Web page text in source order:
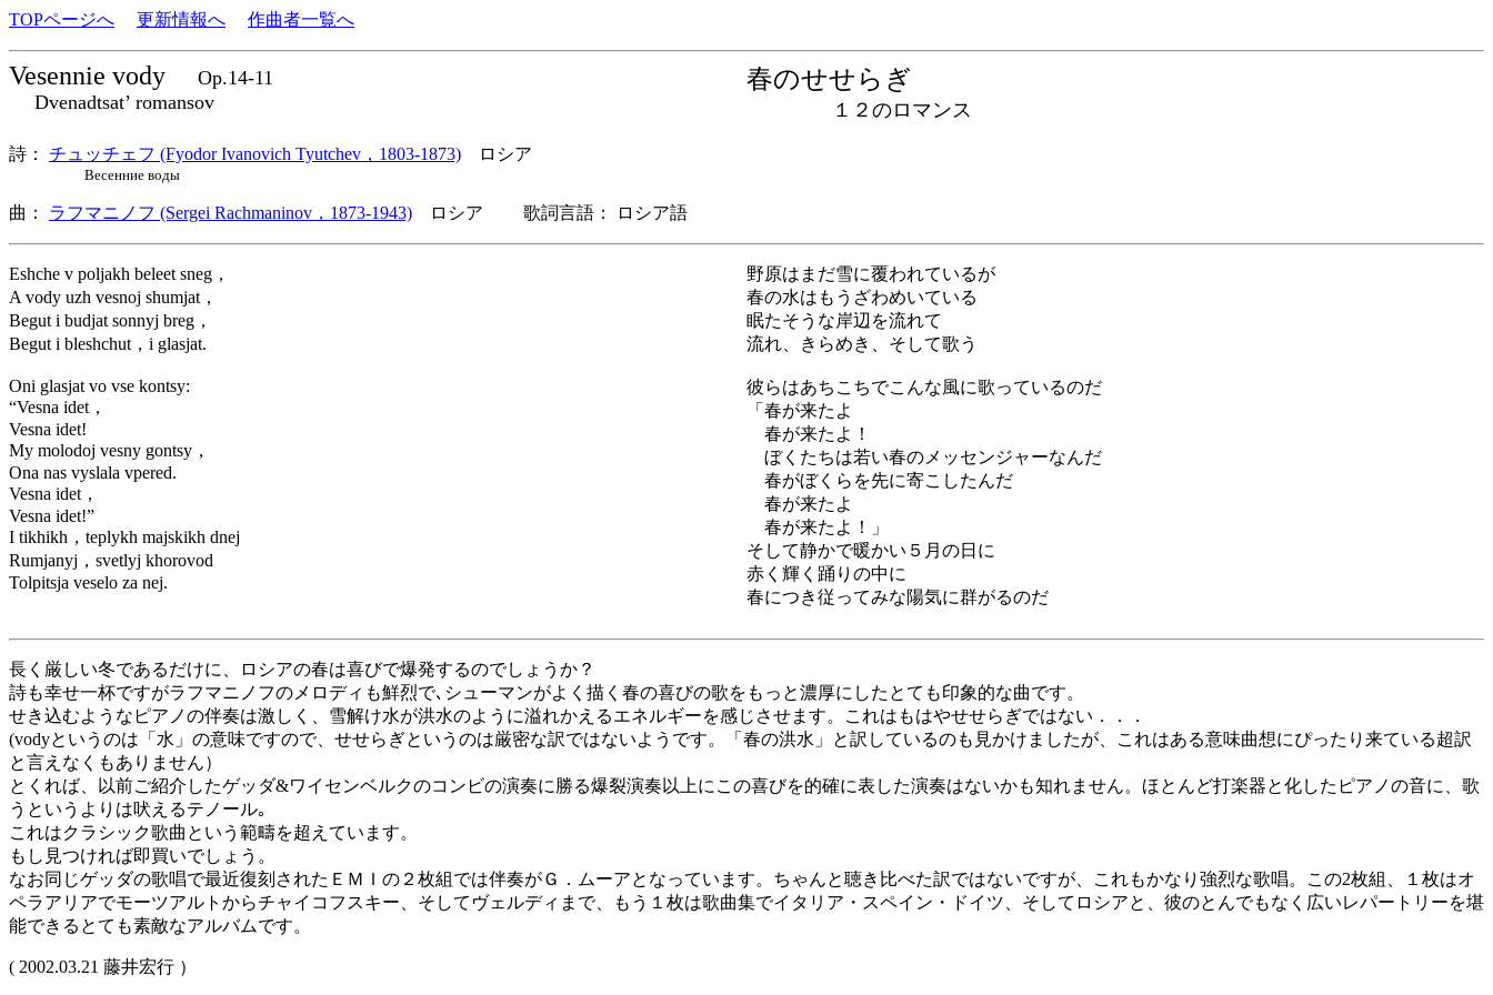
TOPページへ 更新情報へ 作曲者一覧へ
Vesennie vody
Op.14-11
Dvenadtsat’ romansov
春のせせらぎ
１２のロマンス
詩： チュッチェフ (Fyodor Ivanovich Tyutchev，1803-1873) ロシア
Весенние воды
曲： ラフマニノフ (Sergei Rachmaninov，1873-1943) ロシア 歌詞言語： ロシア語
Eshche v poljakh beleet sneg，
A vody uzh vesnoj shumjat，
Begut i budjat sonnyj breg，
Begut i bleshchut，i glasjat.
Oni glasjat vo vse kontsy:
“Vesna idet，
Vesna idet!
My molodoj vesny gontsy，
Ona nas vyslala vpered.
Vesna idet，
Vesna idet!”
I tikhikh，teplykh majskikh dnej
Rumjanyj，svetlyj khorovod
Tolpitsja veselo za nej.
野原はまだ雪に覆われているが
春の水はもうざわめいている
眠たそうな岸辺を流れて
流れ、きらめき、そして歌う
彼らはあちこちでこんな風に歌っているのだ
「春が来たよ
春が来たよ！
ぼくたちは若い春のメッセンジャーなんだ
春がぼくらを先に寄こしたんだ
春が来たよ
春が来たよ！」
そして静かで暖かい５月の日に
赤く輝く踊りの中に
春につき従ってみな陽気に群がるのだ
長く厳しい冬であるだけに、ロシアの春は喜びで爆発するのでしょうか？
詩も幸せ一杯ですがラフマニノフのメロディも鮮烈で､シューマンがよく描く春の喜びの歌をもっと濃厚にしたとても印象的な曲です。
せき込むようなピアノの伴奏は激しく、雪解け水が洪水のように溢れかえるエネルギーを感じさせます。これはもはやせせらぎではない．．．
(vodyというのは「水」の意味ですので、せせらぎというのは厳密な訳ではないようです。「春の洪水」と訳しているのも見かけましたが、これはある意味曲想にぴったり来ている超訳
と言えなくもありません）
とくれば、以前ご紹介したゲッダ&ワイセンベルクのコンビの演奏に勝る爆裂演奏以上にこの喜びを的確に表した演奏はないかも知れません。ほとんど打楽器と化したピアノの音に、歌
うというよりは吠えるテノール｡
これはクラシック歌曲という範疇を超えています。
もし見つければ即買いでしょう。
なお同じゲッダの歌唱で最近復刻されたＥＭＩの２枚組では伴奏がＧ．ムーアとなっています。ちゃんと聴き比べた訳ではないですが、これもかなり強烈な歌唱。この2枚組、１枚はオ
ペラアリアでモーツアルトからチャイコフスキー、そしてヴェルディまで、もう１枚は歌曲集でイタリア・スペイン・ドイツ、そしてロシアと、彼のとんでもなく広いレパートリーを堪
能できるとても素敵なアルバムです。
( 2002.03.21 藤井宏行 ）